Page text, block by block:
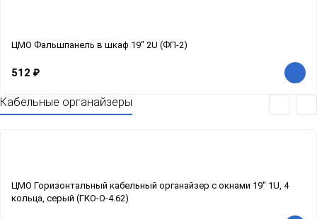
ЦМО Фальшпанель в шкаф 19" 2U (ФП-2)
512 ₽
Кабельные органайзеры
ЦМО Горизонтальный кабельный органайзер с окнами 19" 1U, 4
кольца, серый (ГКО-О-4.62)